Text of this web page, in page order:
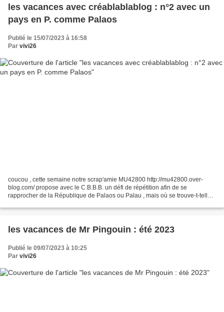
les vacances avec créablablablog : n°2 avec un
pays en P. comme Palaos
Publié le 15/07/2023 à 16:58
Par vivi26
coucou , cette semaine notre scrap'amie MU42800 http://mu42800.over-
blog.com/ propose avec le C.B.B.B. un défi de répétition afin de se
rapprocher de la République de Palaos ou Palau , mais où se trouve-t-telle
les vacances de Mr Pingouin : été 2023
Publié le 09/07/2023 à 10:25
Par vivi26